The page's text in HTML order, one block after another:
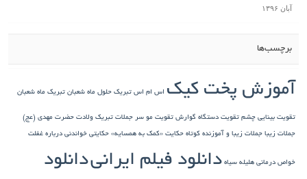
آبان ۱۳۹۶
برچسب‌ها
آموزش پخت کیک اس ام اس تبریک حلول ماه شعبان تبریک ماه شعبان
تقویت بینایی چشم تقویت دستگاه گوارش تقویت مو سر جملات تبریک ولادت حضرت مهدی (عج)
جملات زیبا جملات زیبا و آموزنده کوتاه حکایت «کمک به همسایه» حکایتی خواندنی درباره غفلت
خواص درمانی هلیله سیاه دانلود فیلم ایرانیدانلود